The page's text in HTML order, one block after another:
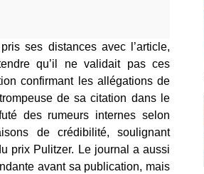
ses distances avec l’article,
qu’il ne validait pas ces
confirmant les allégations de
de sa citation dans le
des rumeurs internes selon
de crédibilité, soulignant
prix Pulitzer. Le journal a aussi
avant sa publication, mais